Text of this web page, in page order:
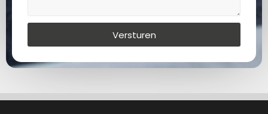
Versturen